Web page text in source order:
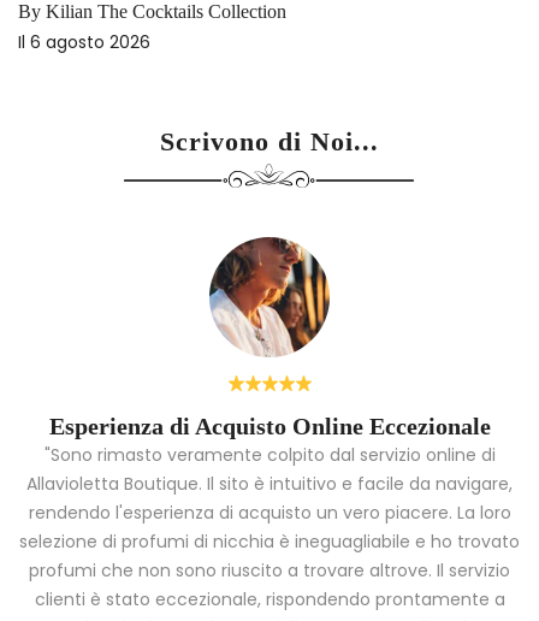
BDK Parfums Les Absolus
Scrivono di Noi...
Esperienza di Acquisto Online Eccezionale
"Sono rimasto veramente colpito dal servizio online di
Allavioletta Boutique. Il sito è intuitivo e facile da navigare,
rendendo l'esperienza di acquisto un vero piacere. La loro
selezione di profumi di nicchia è ineguagliabile e ho trovato
profumi che non sono riuscito a trovare altrove. Il servizio
clienti è stato eccezionale, rispondendo prontamente a